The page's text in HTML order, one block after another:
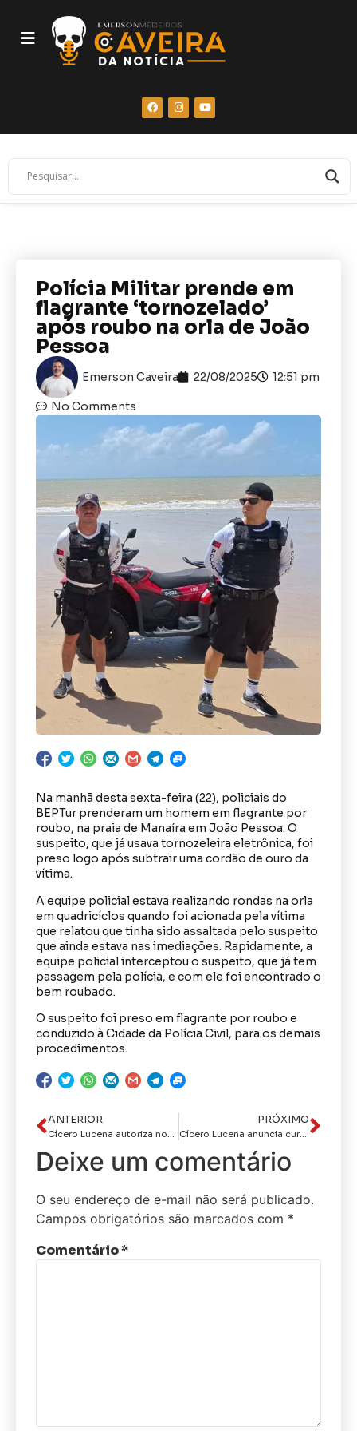
Polícia Militar prende em
flagrante ‘tornozelado’
após roubo na orla de João
Pessoa
Emerson Caveira 22/08/2025 12:51 pm
No Comments
Na manhã desta sexta-feira (22), policiais do
BEPTur prenderam um homem em flagrante por
roubo, na praia de Manaíra em João Pessoa. O
suspeito, que já usava tornozeleira eletrônica, foi
preso logo após subtrair uma cordão de ouro da
vítima.
A equipe policial estava realizando rondas na orla
em quadricíclos quando foi acionada pela vítima
que relatou que tinha sido assaltada pelo suspeito
que ainda estava nas imediações. Rapidamente, a
equipe policial interceptou o suspeito, que já tem
passagem pela polícia, e com ele foi encontrado o
bem roubado.
O suspeito foi preso em flagrante por roubo e
conduzido à Cidade da Polícia Civil, para os demais
procedimentos.
ANTERIOR
Cícero Lucena autoriza novas obras para deixar os bairros do Miramar, Valentina e Seixas 100% pavimentados
PRÓXIMO
Cícero Lucena anuncia cursinho para o Enem e 1º Restaurante Popular Universitário de João Pessoa
Deixe um comentário
O seu endereço de e-mail não será publicado.
Campos obrigatórios são marcados com *
Comentário*